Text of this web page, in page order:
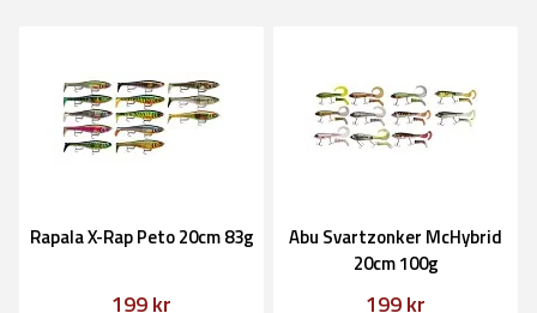
Rapala X-Rap Peto 20cm 83g
199 kr
Abu Svartzonker McHybrid
20cm 100g
199 kr